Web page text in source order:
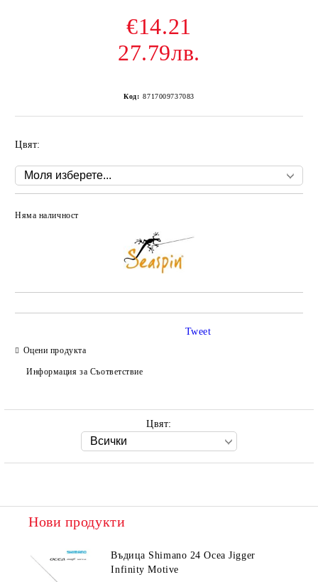
€14.21
27.79лв.
Код: 8717009737083
Цвят:
Няма наличност
Оцени продукта
Информация за Съответствие
Tweet
Цвят:
Нови продукти
Въдица Shimano 24 Ocea Jigger
Infinity Motive